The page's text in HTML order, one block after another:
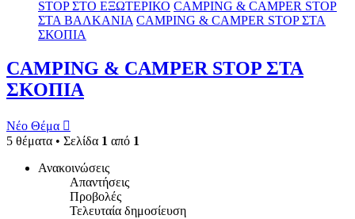
STOP ΣΤΟ ΕΞΩΤΕΡΙΚΟ CAMPING & CAMPER STOP
ΣΤΑ ΒΑΛΚΑΝΙΑ CAMPING & CAMPER STOP ΣΤΑ
ΣΚΟΠΙΑ
CAMPING & CAMPER STOP ΣΤΑ
ΣΚΟΠΙΑ
Νέο Θέμα
5 θέματα • Σελίδα 1 από 1
Ανακοινώσεις
Απαντήσεις
Προβολές
Τελευταία δημοσίευση